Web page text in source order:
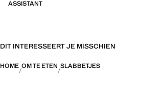
ASSISTANT
DIT INTERESSEERT JE MISSCHIEN
HOME OM TE ETEN SLABBETJES